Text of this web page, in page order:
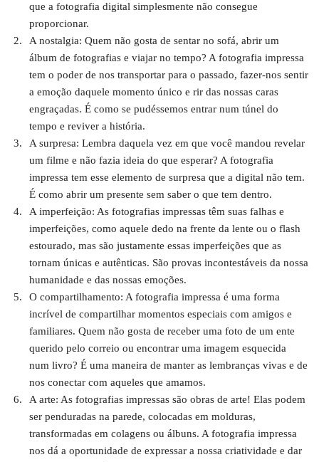
que a fotografia digital simplesmente não consegue
proporcionar.
A nostalgia: Quem não gosta de sentar no sofá, abrir um
álbum de fotografias e viajar no tempo? A fotografia impressa
tem o poder de nos transportar para o passado, fazer-nos sentir
a emoção daquele momento único e rir das nossas caras
engraçadas. É como se pudéssemos entrar num túnel do
tempo e reviver a história.
A surpresa: Lembra daquela vez em que você mandou revelar
um filme e não fazia ideia do que esperar? A fotografia
impressa tem esse elemento de surpresa que a digital não tem.
É como abrir um presente sem saber o que tem dentro.
A imperfeição: As fotografias impressas têm suas falhas e
imperfeições, como aquele dedo na frente da lente ou o flash
estourado, mas são justamente essas imperfeições que as
tornam únicas e autênticas. São provas incontestáveis da nossa
humanidade e das nossas emoções.
O compartilhamento: A fotografia impressa é uma forma
incrível de compartilhar momentos especiais com amigos e
familiares. Quem não gosta de receber uma foto de um ente
querido pelo correio ou encontrar uma imagem esquecida
num livro? É uma maneira de manter as lembranças vivas e de
nos conectar com aqueles que amamos.
A arte: As fotografias impressas são obras de arte! Elas podem
ser penduradas na parede, colocadas em molduras,
transformadas em colagens ou álbuns. A fotografia impressa
nos dá a oportunidade de expressar a nossa criatividade e dar